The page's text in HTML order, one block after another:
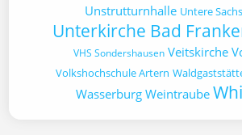
Unstrutturnhalle Untere
Unterkirche Bad
VHS Sondershausen Veitskirche
Volkshochschule Artern
Wasserburg Weintraube